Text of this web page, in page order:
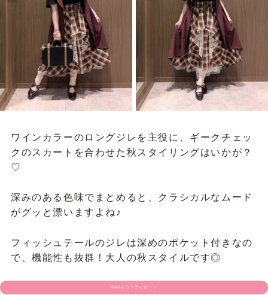
ワインカラーのロングジレを主役に、ギークチェッ
クのスカートを合わせた秋スタイリングはいかが？
♡
深みのある色味でまとめると、クラシカルなムード
がグッと漂いますよね♪
フィッシュテールのジレは深めのポケット付きなの
で、機能性も抜群！大人の秋スタイルです◎
Mariのコーディネート